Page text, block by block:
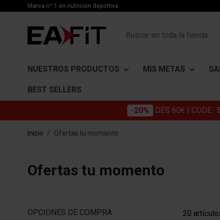
Ir al contenidoMarca nº 1 en nutrición deportiva
Buscar en toda la tienda...
NUESTROS PRODUCTOS
Caseína
MIS METAS
Secado y definición muscular
Bienestar cotidiano
BEST SELLERS
-20% DÈS 60€ | CODE :
Inicio / Ofertas tu momento
Ofertas tu momento
OPCIONES DE COMPRA 20